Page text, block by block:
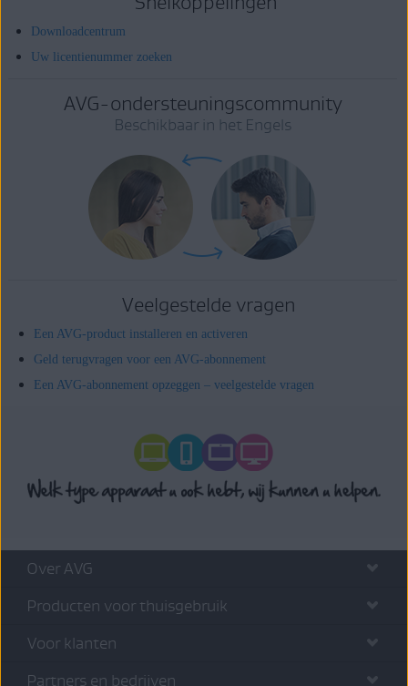
Downloadcentrum
Uw licentienummer zoeken
AVG-ondersteuningscommunity
Beschikbaar in het Engels
Veelgestelde vragen
Een AVG-product installeren en activeren
Geld terugvragen voor een AVG-abonnement
Een AVG-abonnement opzeggen – veelgestelde vragen
Over AVG
Producten voor thuisgebruik
Voor klanten
Partners en bedrijven